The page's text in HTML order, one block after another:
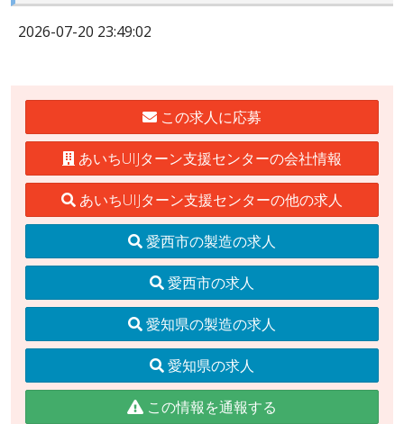
2026-07-20 23:49:02
この求人に応募
あいちUIJターン支援センターの会社情報
あいちUIJターン支援センターの他の求人
愛西市の製造の求人
愛西市の求人
愛知県の製造の求人
愛知県の求人
この情報を通報する